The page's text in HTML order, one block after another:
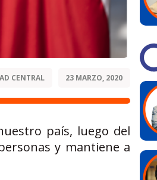
CENTRAL 23 MARZO, 2020
país, luego del
y mantiene a